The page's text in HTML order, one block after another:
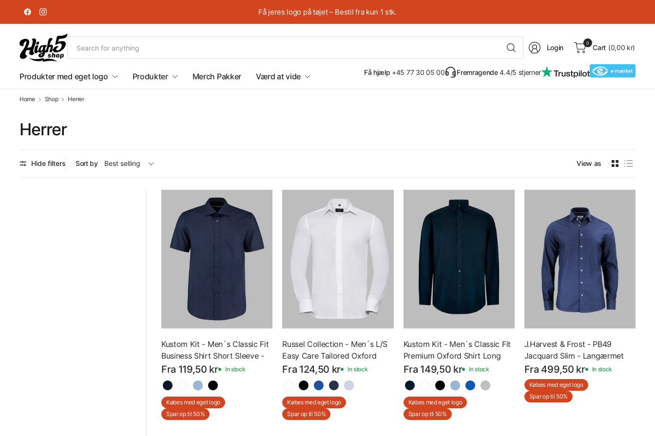
Få jeres logo på tøjet – Bestil fra kun 1 stk.
Search
for
Login
0
Cart (0,00 kr)
Produkter med eget logo Produkter Merch Pakker Værd at vide Få hjælp +45 77 30 05 00 Fremragende4.4/5 stjerner
Home Shop Herrer
Herrer
Hide filters Sort by View as
Kustom Kit - Men´s Classic Fit
Business Shirt Short Sleeve -
Kortærmet Skjorte - K102 -
Med Eget Logo
Fra 119,50 kr In stock
Købes med eget logo
Spar op til 50%
Russel Collection - Men´s L/S
Easy Care Tailored Oxford
Shirt - Langærmet Skjorte -
Z922 - Med Eget Logo
Fra 124,50 kr In stock
Købes med eget logo
Spar op til 50%
Kustom Kit - Men´s Classic Fit
Premium Oxford Shirt Long
Sleeve - Langærmet Skjorte -
K105 - Med Eget Logo
Fra 149,50 kr In stock
Købes med eget logo
Spar op til 50%
J.Harvest & Frost - PB49
Jacquard Slim - Langærmet
Skjorte - 2904902 - Med Eget
Logo
Fra 499,50 kr In stock
Købes med eget logo
Spar op til 50%